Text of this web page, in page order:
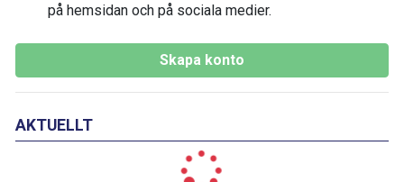
AKTUELLT
Vi behandlar personuppgifter för att bland annat kunna;
Hantera medlemskap, ta emot anmälningar till och
administrera aktiviteter, kontakta medlemmar och
Man kan själv finna, uppdatera och göra utdrag av sina
personuppgifter genom inloggning på medlemskontot.
på hemsidan och på sociala medier.
Skapa konto